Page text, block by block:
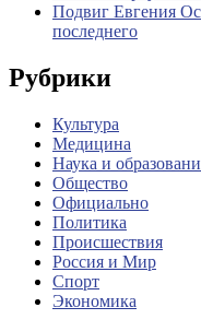
Подвиг Евгения
последнего
Рубрики
Культура
Медицина
Наука и
Общество
Официально
Политика
Происшествия
Россия и Мир
Спорт
Экономика